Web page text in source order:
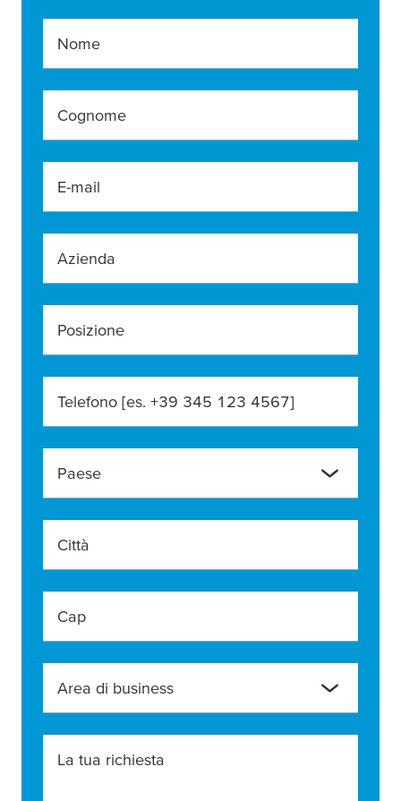
Nome
Cognome
E-mail
Azienda
Posizione
Telefono [es. +39 345 123 4567]
Paese
Città
Cap
Area di business
La tua richiesta